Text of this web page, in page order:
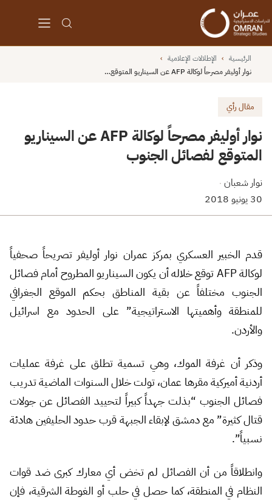
الرئيسية › الإطلالات الإعلامية ›
نوار أوليفر مصرحاً لوكالة AFP عن السيناريو المتوقع…
مقال رأي
نوار أوليفر مصرحاً لوكالة AFP عن السيناريو
المتوقع لفصائل الجنوب
نوار شعبان ·
30 يونيو 2018
قدم الخبير العسكري بمركز عمران نوار أوليفر تصريحاً صحفياً
لوكالة AFP توقع خلاله أن يكون السيناريو المطروح أمام فصائل
الجنوب مختلفاً عن بقية المناطق بحكم الموقع الجغرافي
للمنطقة وأهميتها الاستراتيجية” على الحدود مع اسرائيل
والأردن.
وذكر أن غرفة الموك، وهي تسمية تطلق على غرفة عمليات
أردنية أميركية مقرها عمان، تولت خلال السنوات الماضية تدريب
فصائل الجنوب “بذلت جهداً كبيراً لتحييد الفصائل عن جولات
قتال كثيرة” مع دمشق لإبقاء الجبهة قرب حدود الحليفين هادئة
نسبياً”.
وانطلاقاً من أن الفصائل لم تخض أي معارك كبرى ضد قوات
النظام في المنطقة، كما حصل في حلب أو الغوطة الشرقية، فإن